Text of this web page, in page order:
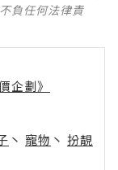
負任何法律責
企劃》
丶 寵物 丶 扮靚